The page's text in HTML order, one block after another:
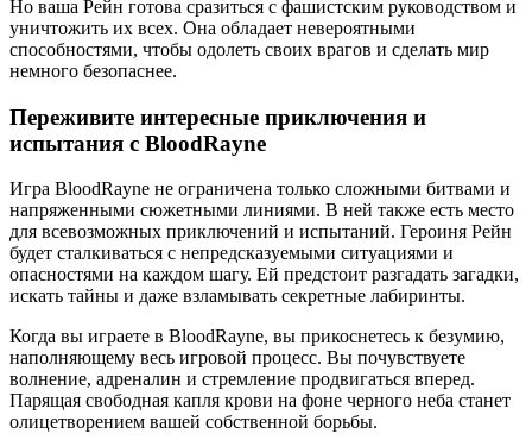
Но ваша Рейн готова сразиться с фашистским руководством и
уничтожить их всех. Она обладает невероятными
способностями, чтобы одолеть своих врагов и сделать мир
немного безопаснее.
Переживите интересные приключения и
испытания с BloodRayne
Игра BloodRayne не ограничена только сложными битвами и
напряженными сюжетными линиями. В ней также есть место
для всевозможных приключений и испытаний. Героиня Рейн
будет сталкиваться с непредсказуемыми ситуациями и
опасностями на каждом шагу. Ей предстоит разгадать загадки,
искать тайны и даже взламывать секретные лабиринты.
Когда вы играете в BloodRayne, вы прикоснетесь к безумию,
наполняющему весь игровой процесс. Вы почувствуете
волнение, адреналин и стремление продвигаться вперед.
Парящая свободная капля крови на фоне черного неба станет
олицетворением вашей собственной борьбы.